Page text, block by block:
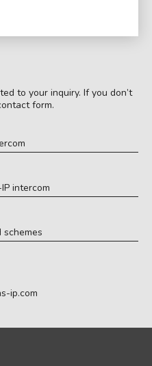
to your inquiry. If you don’t
form.
intercom
ip.com